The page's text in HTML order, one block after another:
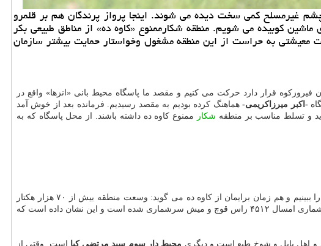
كمی سخت دیده می شوند. اینجا پرواز پرندگان هم بر قلمرو
كوبیده می شویم. منطقه شكارممنوع «كاوه ده» از مناطق طبیعی بكر
به حراست از این منطقه مشغول وخواستار حمایت بیشتر سازمان
قرار دارد حركت می كنیم و مقصد ما پاسگاه محیط بانی «انزها» واقع در
-اكبر میرزاكریمی-هماهنگ كرده بودیم به مقصد رسیدیم. فرمانده بعد از خوش آمد
و تسلط مناسب بر منطقه شكار
ممنوع كاوه ده داشته باشند. از محل پاسگاه كه به
ممنوع و گله های قوچ و میش را ببینیم و هم زمان برایمان از كاوه ده می گوید: وسعت منطقه بیش از ۷۰ هزار هكتار
است و در خط مرزی سه استان تهران، سمنان و مازندران قرار گرفته است. چهار روستای خوش نشین هم داخل منطقه قرار دارد. در سرشماری امسال ۴۵۱۲ راس قوچ و میش سرشماری شده است و این نشان داده است كه
محیط دار سوم سید مرتضی كیا است. وقتی از